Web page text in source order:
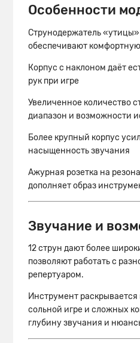
Особенности
Струнодержатель
обеспечивают
Корпус с наклоном даёт
рук при игре
Увеличенное количество
диапазон и возможности
Более крупный корпус
насыщенность звучания
Ажурная розетка на
дополняет образ
Звучание и
12 струн дают более
позволяют работать с
репертуаром.
Инструмент
сольной игре и сложных
глубину звучания и